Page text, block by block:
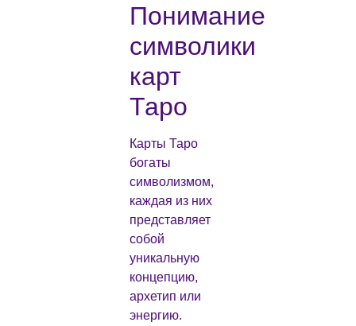
Понимание
символики
карт
Таро
Карты Таро
богаты
символизмом,
каждая из них
представляет
собой
уникальную
концепцию,
архетип или
энергию.